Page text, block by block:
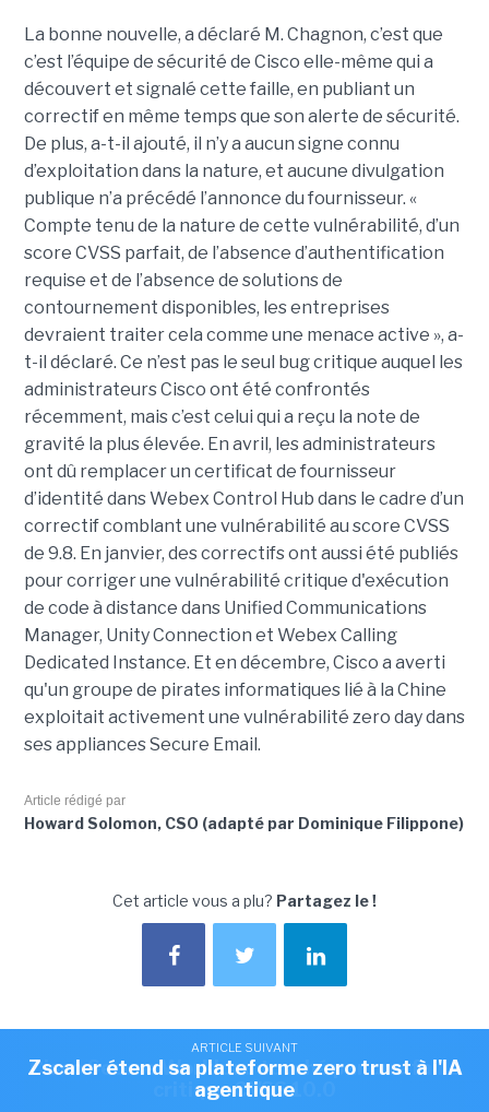
ARTICLE SUIVANT
Cisco Secure Workload touché par une faille
critique CVSS 10.0
La bonne nouvelle, a déclaré M. Chagnon, c’est que
c’est l’équipe de sécurité de Cisco elle-même qui a
découvert et signalé cette faille, en publiant un
correctif en même temps que son alerte de sécurité.
De plus, a-t-il ajouté, il n’y a aucun signe connu
d’exploitation dans la nature, et aucune divulgation
publique n’a précédé l’annonce du fournisseur. «
Compte tenu de la nature de cette vulnérabilité, d’un
score CVSS parfait, de l’absence d’authentification
requise et de l’absence de solutions de
contournement disponibles, les entreprises
devraient traiter cela comme une menace active », a-
t-il déclaré. Ce n’est pas le seul bug critique auquel les
administrateurs Cisco ont été confrontés
récemment, mais c’est celui qui a reçu la note de
gravité la plus élevée. En avril, les administrateurs
ont dû remplacer un certificat de fournisseur
d’identité dans Webex Control Hub dans le cadre d’un
correctif comblant une vulnérabilité au score CVSS
de 9.8. En janvier, des correctifs ont aussi été publiés
pour corriger une vulnérabilité critique d'exécution
de code à distance dans Unified Communications
Manager, Unity Connection et Webex Calling
Dedicated Instance. Et en décembre, Cisco a averti
qu'un groupe de pirates informatiques lié à la Chine
exploitait activement une vulnérabilité zero day dans
ses appliances Secure Email.
Article rédigé par
Howard Solomon, CSO (adapté par Dominique Filippone)
Cet article vous a plu? Partagez le !
NEWSLETTER LMI
Recevez notre newsletter comme plus de 50000
ARTICLE SUIVANT
Zscaler étend sa plateforme zero trust à l'IA
agentique